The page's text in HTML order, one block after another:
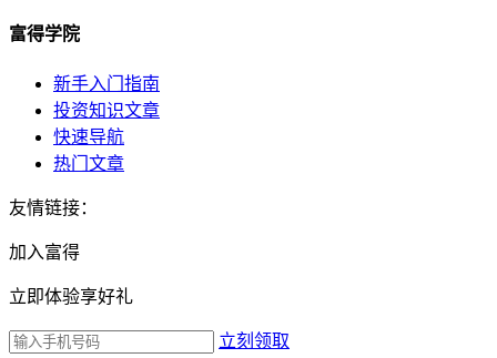
富得学院
新手入门指南
投资知识文章
快速导航
热门文章
友情链接：
加入富得
立即体验享好礼
立刻领取